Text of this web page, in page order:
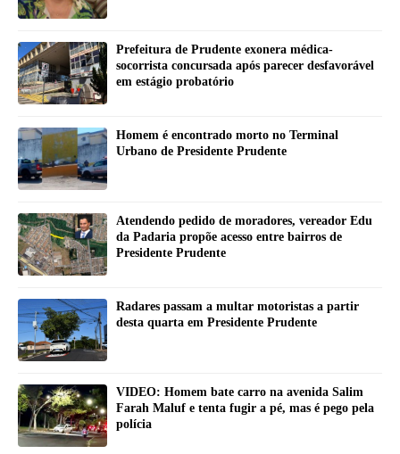
Prefeitura de Prudente exonera médica-
socorrista concursada após parecer desfavorável
em estágio probatório
Homem é encontrado morto no Terminal
Urbano de Presidente Prudente
Atendendo pedido de moradores, vereador Edu
da Padaria propõe acesso entre bairros de
Presidente Prudente
Radares passam a multar motoristas a partir
desta quarta em Presidente Prudente
VIDEO: Homem bate carro na avenida Salim
Farah Maluf e tenta fugir a pé, mas é pego pela
polícia